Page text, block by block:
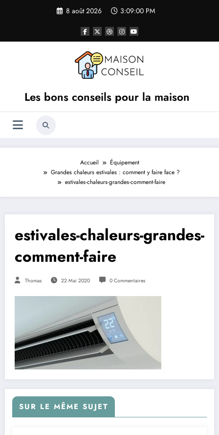
8 août 2026 3:09:00 PM
Les bons conseils pour la maison
Accueil
Équipement
Grandes chaleurs estivales : comment y faire face ?
estivales-chaleurs-grandes-comment-faire
estivales-chaleurs-grandes-
comment-faire
Thomas 22 Mai 2020 0 Commentaires
SUR LE MÊME SUJET